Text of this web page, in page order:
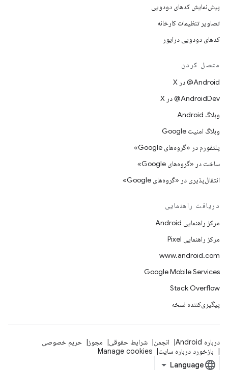
پیش‌نمایش کدهای دودویی
تصاویر تنظیمات کارخانه
کدهای دودویی درایور
متصل کردن
‫‎@Android در X
‫‎@AndroidDev در X
وبلاگ Android
وبلاگ امنیت Google
پلتفورم در «گروه‌های Google»
ساخت در «گروه‌های Google»
انتقال‌پذیری در «گروه‌های Google»
دریافت راهنمایی
مرکز راهنمایی Android
مرکز راهنمایی Pixel
www.android.com
Google Mobile Services
Stack Overflow
پیگیری‌کننده نسخه
درباره Android انجمن شرایط حقوقی مجوز
حریم خصوصی
بازخورد درباره سایت
Manage cookies